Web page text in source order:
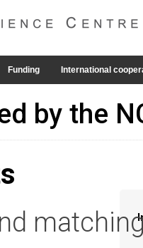
Funding International
by the